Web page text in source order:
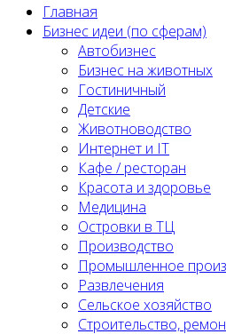
Главная
Бизнес идеи (по сферам)
Автобизнес
Бизнес на животных
Гостиничный
Детские
Животноводство
Интернет и IT
Кафе / ресторан
Красота и здоровье
Медицина
Островки в ТЦ
Производство
Промышленное
Развлечения
Сельское хозяйство
Строительство,